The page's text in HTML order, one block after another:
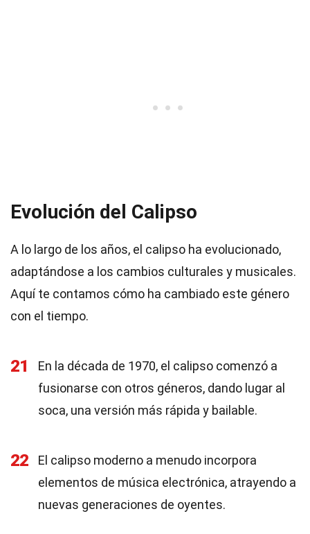
Evolución del Calipso
A lo largo de los años, el calipso ha evolucionado,
adaptándose a los cambios culturales y musicales.
Aquí te contamos cómo ha cambiado este género
con el tiempo.
21
En la década de 1970, el calipso comenzó a
fusionarse con otros géneros, dando lugar al
soca, una versión más rápida y bailable.
22
El calipso moderno a menudo incorpora
elementos de música electrónica, atrayendo a
nuevas generaciones de oyentes.